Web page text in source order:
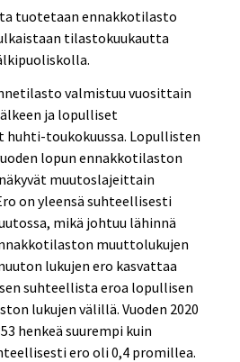
tuotetaan ennakkotilasto
tilastokuukautta
valmistuu vuosittain
ja lopulliset
toukokuussa. Lopullisten
lopun ennakkotilaston
muutoslajeittain
on yleensä suhteellisesti
mikä johtuu lähinnä
muuttolukujen
lukujen ero kasvattaa
suhteellista eroa lopullisen
lukujen välillä. Vuoden 2020
henkeä suurempi kuin
ero oli 0,4 promillea.